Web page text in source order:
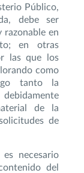
Público,
debe ser
en
en otras
las que los
como
tanto la
de la
de
necesario
del